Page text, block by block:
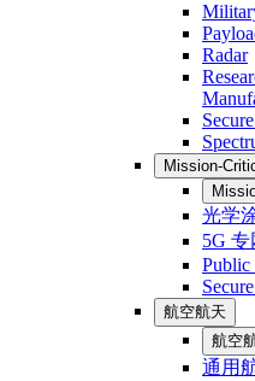
Radar
Mission-
光学
5G 专
Public
航空航天
航空
通用